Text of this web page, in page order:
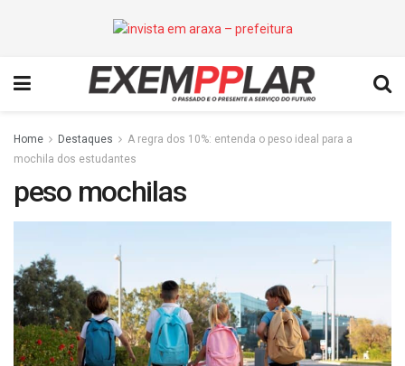
Home Destaques
A regra dos 10%: entenda o peso ideal para a
mochila dos estudantes
peso mochilas